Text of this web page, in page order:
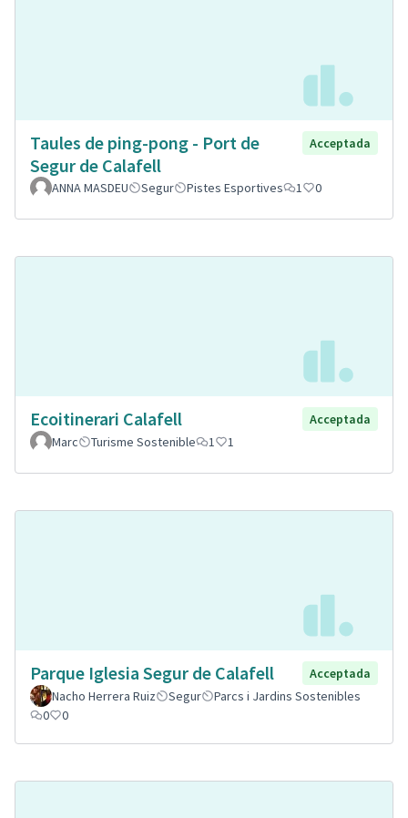
Taules de ping-pong - Port de
Segur de Calafell
Acceptada
ANNA MASDEU Segur Pistes Esportives 1 0
Ecoitinerari Calafell
Acceptada
Marc
Turisme Sostenible 1 1
Parque Iglesia Segur de Calafell
Acceptada
Nacho Herrera Ruiz
Segur
Parcs i Jardins Sostenibles
0
0